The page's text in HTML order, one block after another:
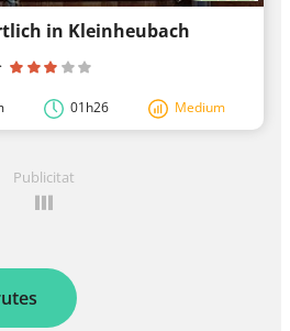
in Kleinheubach
·
01h26 Medium
Publicitat